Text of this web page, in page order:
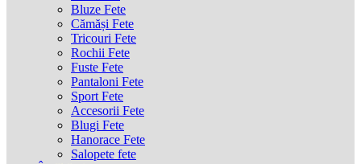
Bluze Fete
Cămăși Fete
Tricouri Fete
Rochii Fete
Fuste Fete
Pantaloni Fete
Sport Fete
Accesorii Fete
Blugi Fete
Hanorace Fete
Salopete fete